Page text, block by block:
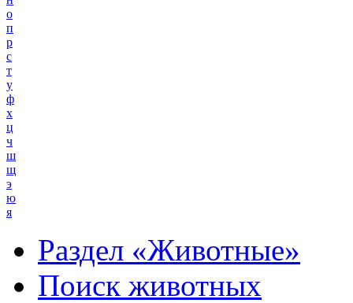
о
п
р
с
т
у
ф
х
ц
ч
ш
щ
э
ю
я
Раздел «Животные»
Поиск животных